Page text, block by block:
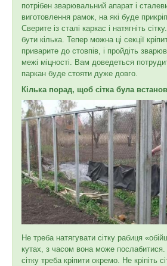
потрібен зварювальний апарат і
виготовлення рамок, на які буде
Сверите із сталі каркас і натягніть
бути кілька. Тепер можна ці секції
приварите до стовпів, і пройдіть
межі міцності. Вам доведеться
паркан буде стояти дуже довго.
Кілька порад, щоб сітка була
Не треба натягувати сітку рабиця
кутах, з часом вона може послабитися.
сітку треба кріпити окремо. Не кріпіть